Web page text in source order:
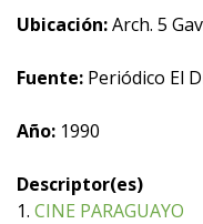
Ubicación:Arch. 5
Fuente: Periódico El
Año: 1990
Descriptor(es)
1. CINE PARAGUAYO